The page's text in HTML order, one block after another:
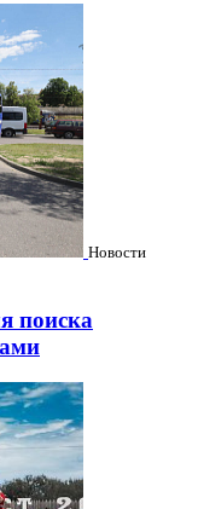
Новости
поиска